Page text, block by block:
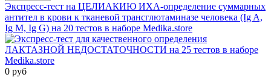
Экспресс-тест на ЦЕЛИАКИЮ ИХА-определение суммарных
антител в крови к тканевой трансглютаминазе человека (Ig A,
Ig M, Ig G) на 20 тестов в наборе Medika.store
0 руб